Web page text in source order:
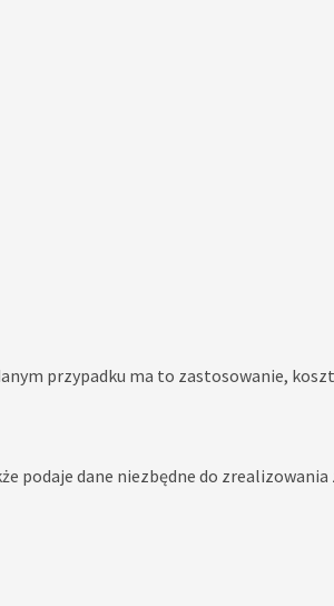
przypadku ma to zastosowanie,
podaje dane niezbędne do zrealizowania